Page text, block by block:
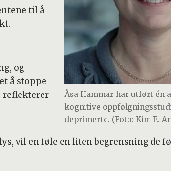
Åsa Hammar har utført én
kognitive
deprimerte. (Foto: Kim E.
til å
og
å stoppe
reflekterer
vil en føle en liten begrensning de